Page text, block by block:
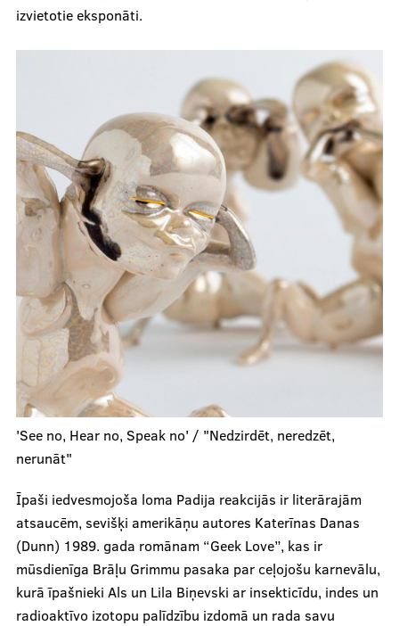
izvietotie eksponāti.
'See no, Hear no, Speak no' / "Nedzirdēt, neredzēt,
nerunāt"
Īpaši iedvesmojoša loma Padija reakcijās ir literārajām
atsaucēm, sevišķi amerikāņu autores Katerīnas Danas
(Dunn) 1989. gada romānam “Geek Love”, kas ir
mūsdienīga Brāļu Grimmu pasaka par ceļojošu karnevālu,
kurā īpašnieki Als un Lila Biņevski ar insekticīdu, indes un
radioaktīvo izotopu palīdzību izdomā un rada savu